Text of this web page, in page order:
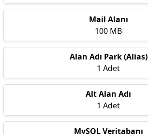
Mail Alanı
100 MB
Alan Adı Park (Alias)
1 Adet
Alt Alan Adı
1 Adet
MySQL Veritabanı